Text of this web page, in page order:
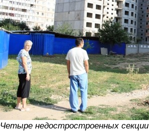
Четыре недостростроенных секции